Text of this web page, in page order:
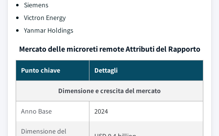
Siemens
Victron Energy
Yanmar Holdings
Mercato delle microreti remote Attributi del Rapporto
Punto chiave Dettagli
Dimensione e crescita del mercato
Anno Base 2024
Dimensione del